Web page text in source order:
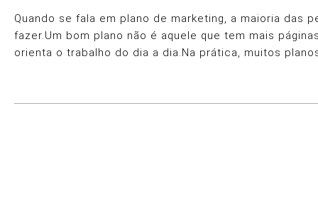
Quando se fala em plano de marketing, a maioria das
fazer.Um bom plano não é aquele que tem mais
orienta o trabalho do dia a dia.Na prática, muitos